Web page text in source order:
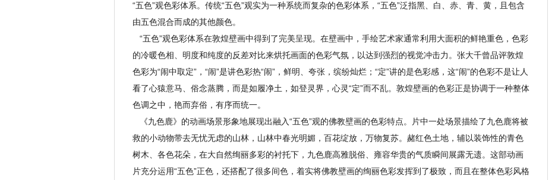
“五色”观色彩体系。传统“五色”观实为一种系统而复杂的色彩体系，“五色”泛指黑、白、赤、青、黄，且包含
由五色混合而成的其他颜色。
“五色”观色彩体系在敦煌壁画中得到了完美呈现。在壁画中，手绘艺术家通常利用大面积的鲜艳重色，色彩
的冷暖色相、明度和纯度的反差对比来烘托画面的色彩气氛，以达到强烈的视觉冲击力。张大千曾品评敦煌
色彩为“闹中取定”，“闹”是讲色彩热“闹”，鲜明、夸张，缤纷灿烂；“定”讲的是色彩感，这“闹”的色彩不是让人
看了心猿意马、俗念蒸腾，而是如履净土，如登灵界，心灵“定”而不乱。敦煌壁画的色彩正是协调于一种整体
色调之中，艳而弃俗，有序而统一。
《九色鹿》的动画场景形象地展现出融入“五色”观的佛教壁画的色彩特点。片中一处场景描绘了九色鹿将被
救的小动物带去无忧无虑的山林，山林中春光明媚，百花绽放，万物复苏。赭红色土地，辅以装饰性的青色
树木、各色花朵，在大自然绚丽多彩的衬托下，九色鹿高雅脱俗、雍容华贵的气质瞬间展露无遗。这部动画
片充分运用“五色”正色，还搭配了很多间色，着实将佛教壁画的绚丽色彩发挥到了极致，而且在整体色彩风格